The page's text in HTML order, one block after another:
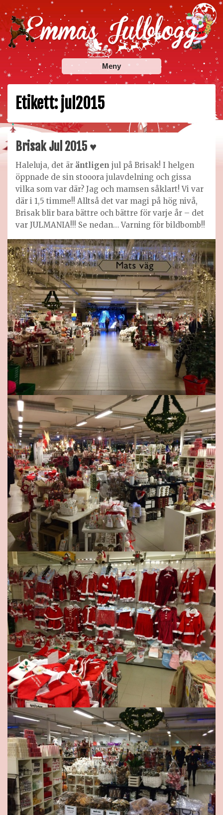
Skip
to
content
Emmas Julblogg
Julbloggar om julnyheter, julklappstips, julkalendrar,
adventskalendrar , julpyssel och julrecept!
Meny
Etikett:jul2015
Brisak Jul 2015 ♥
Haleluja, det är äntligen jul på Brisak! I helgen
öppnade de sin stooora julavdelning och gissa
vilka som var där? Jag och mamsen såklart! Vi var
där i 1,5 timme!! Alltså det var magi på hög nivå,
Brisak blir bara bättre och bättre för varje år – det
var JULMANIA!!! Se nedan… Varning för bildbomb!!